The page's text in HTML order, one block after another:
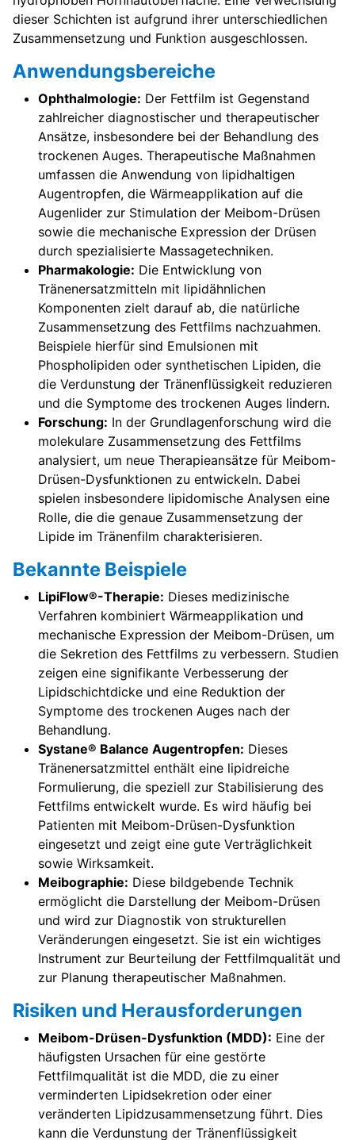
dieser Schichten ist aufgrund ihrer unterschiedlichen
Zusammensetzung und Funktion ausgeschlossen.
Anwendungsbereiche
Ophthalmologie: Der Fettfilm ist Gegenstand
zahlreicher diagnostischer und therapeutischer
Ansätze, insbesondere bei der Behandlung des
trockenen Auges. Therapeutische Maßnahmen
umfassen die Anwendung von lipidhaltigen
Augentropfen, die Wärmeapplikation auf die
Augenlider zur Stimulation der Meibom-Drüsen
sowie die mechanische Expression der Drüsen
durch spezialisierte Massagetechniken.
Pharmakologie: Die Entwicklung von
Tränenersatzmitteln mit lipidähnlichen
Komponenten zielt darauf ab, die natürliche
Zusammensetzung des Fettfilms nachzuahmen.
Beispiele hierfür sind Emulsionen mit
Phospholipiden oder synthetischen Lipiden, die
die Verdunstung der Tränenflüssigkeit reduzieren
und die Symptome des trockenen Auges lindern.
Forschung: In der Grundlagenforschung wird die
molekulare Zusammensetzung des Fettfilms
analysiert, um neue Therapieansätze für Meibom-
Drüsen-Dysfunktionen zu entwickeln. Dabei
spielen insbesondere lipidomische Analysen eine
Rolle, die die genaue Zusammensetzung der
Lipide im Tränenfilm charakterisieren.
Bekannte Beispiele
LipiFlow®-Therapie: Dieses medizinische
Verfahren kombiniert Wärmeapplikation und
mechanische Expression der Meibom-Drüsen, um
die Sekretion des Fettfilms zu verbessern. Studien
zeigen eine signifikante Verbesserung der
Lipidschichtdicke und eine Reduktion der
Symptome des trockenen Auges nach der
Behandlung.
Systane® Balance Augentropfen: Dieses
Tränenersatzmittel enthält eine lipidreiche
Formulierung, die speziell zur Stabilisierung des
Fettfilms entwickelt wurde. Es wird häufig bei
Patienten mit Meibom-Drüsen-Dysfunktion
eingesetzt und zeigt eine gute Verträglichkeit
sowie Wirksamkeit.
Meibographie: Diese bildgebende Technik
ermöglicht die Darstellung der Meibom-Drüsen
und wird zur Diagnostik von strukturellen
Veränderungen eingesetzt. Sie ist ein wichtiges
Instrument zur Beurteilung der Fettfilmqualität und
zur Planung therapeutischer Maßnahmen.
Risiken und Herausforderungen
Meibom-Drüsen-Dysfunktion (MDD): Eine der
häufigsten Ursachen für eine gestörte
Fettfilmqualität ist die MDD, die zu einer
verminderten Lipidsekretion oder einer
veränderten Lipidzusammensetzung führt. Dies
kann die Verdunstung der Tränenflüssigkeit